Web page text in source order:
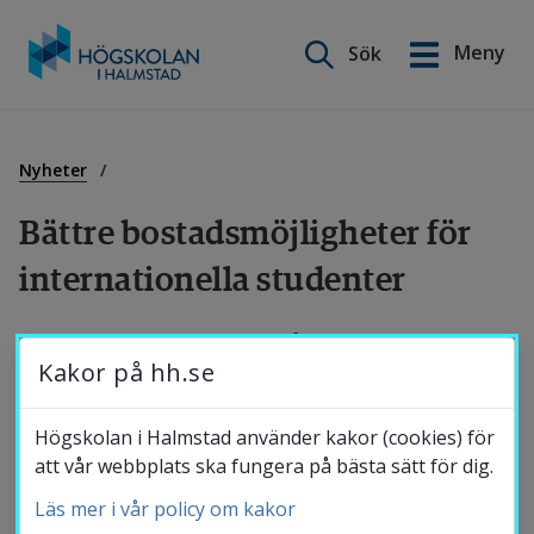
innehåll
Sök
Meny
Nyheter
Bättre bostadsmöjligheter för
internationella studenter
Regeringen beslutade i går, 24 november, om
en lagändring som ger Sveriges högskolor
och universitet större möjlighet att
tillhandahålla bostäder till internationella
studenter och forskare. Syftet är att stärka
English
Utbildning
Forskning
Samverkan
Om Högskolan
Kakor på hh.se
Högskolan i Halmstad använder kakor (cookies) för
att vår webbplats ska fungera på bästa sätt för dig.
Läs mer i vår policy om kakor